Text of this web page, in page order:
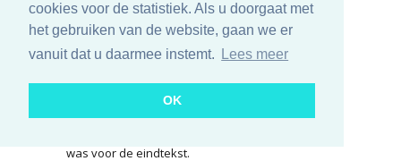
cookies voor de statistiek. Als u doorgaat met
het gebruiken van de website, gaan we er
vanuit dat u daarmee instemt.
Lees meer
OK
UPDATE 04-12-2024
Terwijl aanvankelijk overeenstemming was in het
rook- en aerosolvrije omgevingen, werd die met
een paar amendementen vanuit de EVP zo
was voor de eindtekst.